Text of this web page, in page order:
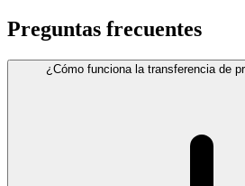
Preguntas frecuentes
¿Cómo funciona la transferencia de